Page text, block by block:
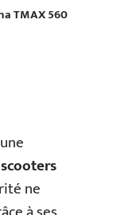
TMAX 560
scooters
ne